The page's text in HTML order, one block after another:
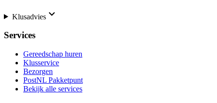
Klusadvies
Services
Gereedschap huren
Klusservice
Bezorgen
PostNL Pakketpunt
Bekijk alle services